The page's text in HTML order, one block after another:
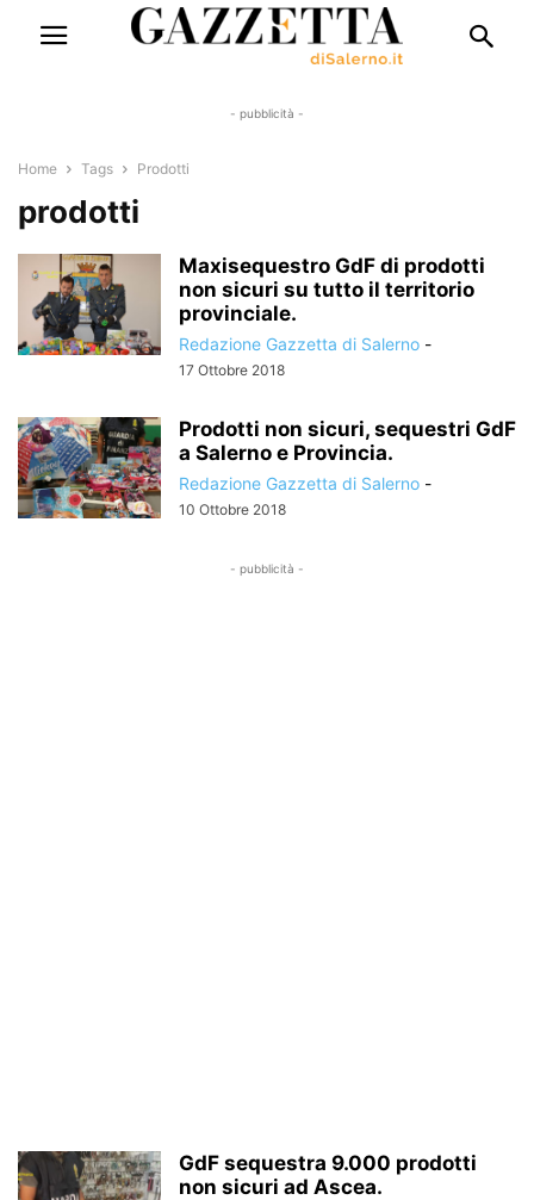
- pubblicità -
Home Tags Prodotti
prodotti
Maxisequestro GdF di prodotti
non sicuri su tutto il territorio
provinciale.
Redazione Gazzetta di Salerno -
17 Ottobre 2018
Prodotti non sicuri, sequestri GdF
a Salerno e Provincia.
Redazione Gazzetta di Salerno -
10 Ottobre 2018
- pubblicità -
GdF sequestra 9.000 prodotti
non sicuri ad Ascea.